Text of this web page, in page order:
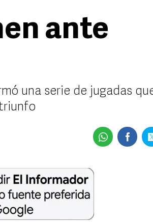
ante
una serie de jugadas